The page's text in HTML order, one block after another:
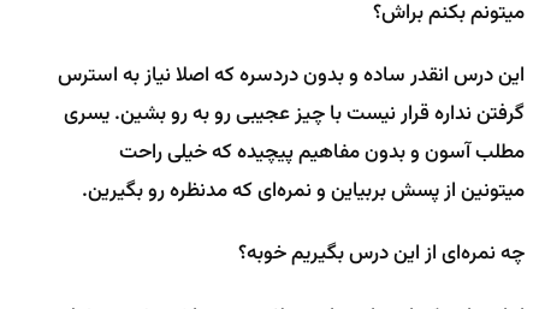
میتونم بکنم براش؟
این درس انقدر ساده و بدون دردسره که اصلا نیاز به استرس
گرفتن نداره قرار نیست با چیز عجیبی رو به رو بشین. یسری
مطلب آسون و بدون مفاهیم پیچیده که خیلی راحت
میتونین از پسش بربیاین و نمره‌ای که مدنظره رو بگیرین.
چه نمره‌ای از این درس بگیریم خوبه؟